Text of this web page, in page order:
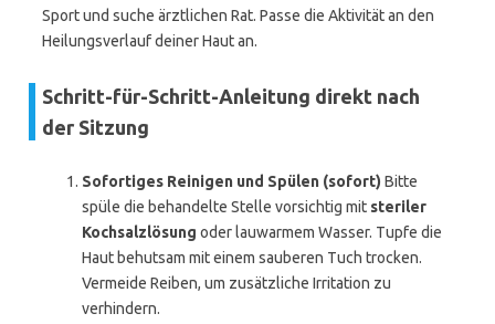
Sport und suche ärztlichen Rat. Passe die Aktivität an den
Heilungsverlauf deiner Haut an.
Schritt-für-Schritt-Anleitung direkt nach
der Sitzung
Sofortiges Reinigen und Spülen (sofort) Bitte
spüle die behandelte Stelle vorsichtig mit steriler
Kochsalzlösung oder lauwarmem Wasser. Tupfe die
Haut behutsam mit einem sauberen Tuch trocken.
Vermeide Reiben, um zusätzliche Irritation zu
verhindern.